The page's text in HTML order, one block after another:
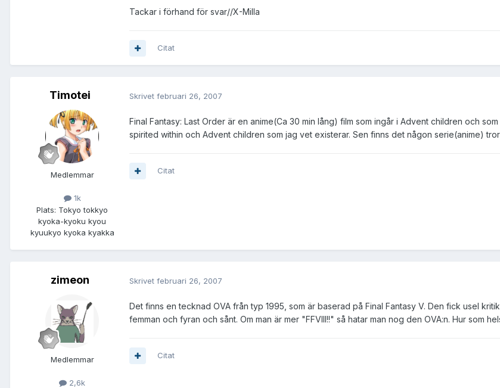
Tackar i förhand för svar//X-Milla
Citat
Timotei
Medlemmar
1k
Plats: Tokyo tokkyo
kyoka-kyoku kyou
kyuukyo kyoka kyakka
Skrivet februari 26, 2007
Final Fantasy: Last Order är en anime(Ca 30 min lång) film som ingår i Advent children och
spirited within och Advent children som jag vet existerar. Sen finns det någon serie(anime)
Citat
zimeon
Medlemmar
2,6k
Skrivet februari 26, 2007
Det finns en tecknad OVA från typ 1995, som är baserad på Final Fantasy V. Den fick usel
femman och fyran och sånt. Om man är mer "FFVIII!!" så hatar man nog den OVA:n. Hur som
Citat